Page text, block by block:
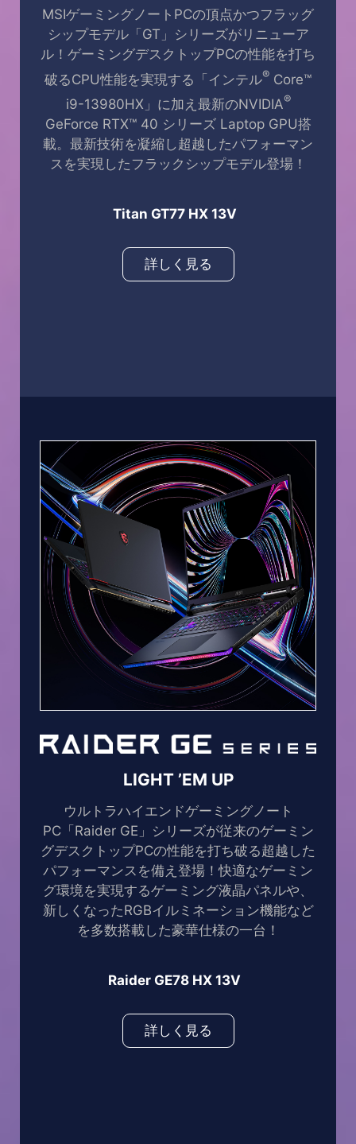
MSIゲーミングノートPCの頂点かつフラッグ
シップモデル「GT」シリーズがリニューア
ル！ゲーミングデスクトップPCの性能を打ち
破るCPU性能を実現する「インテル® Core™
i9-13980HX」に加え最新のNVIDIA®
GeForce RTX™ 40 シリーズ Laptop GPU搭
載。最新技術を凝縮し超越したパフォーマン
スを実現したフラックシップモデル登場！
Titan GT77 HX 13V
詳しく見る
LIGHT ’EM UP
ウルトラハイエンドゲーミングノート
PC「Raider GE」シリーズが従来のゲーミン
グデスクトップPCの性能を打ち破る超越した
パフォーマンスを備え登場！快適なゲーミン
グ環境を実現するゲーミング液晶パネルや、
新しくなったRGBイルミネーション機能など
を多数搭載した豪華仕様の一台！
Raider GE78 HX 13V
詳しく見る